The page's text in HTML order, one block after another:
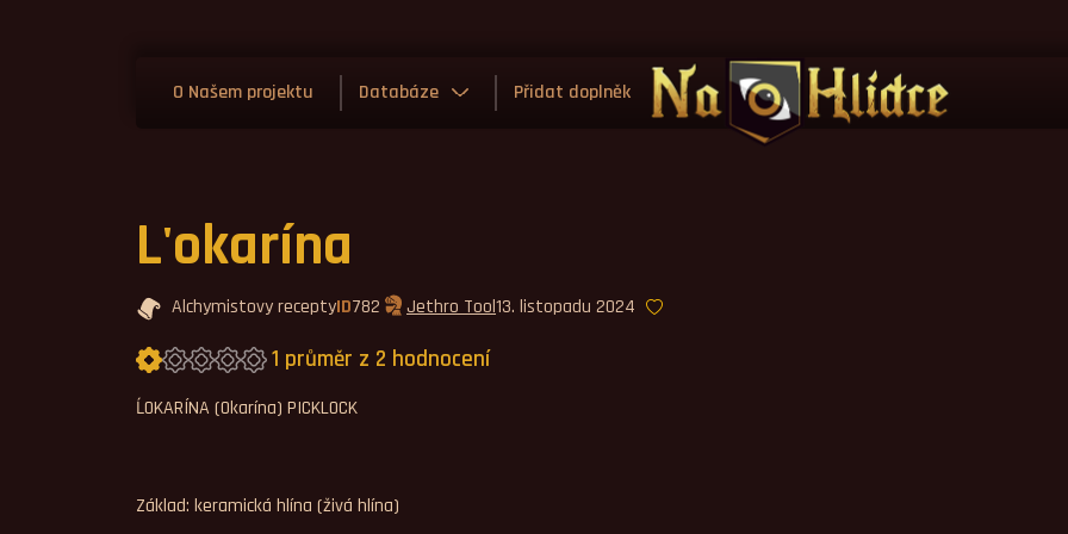
O Našem projektu Databáze Přidat doplněk
L'okarína
Alchymistovy receptyID782 Jethro Tool13. listopadu 2024
1 průměr z 2 hodnocení
Průměrné hodnocení 1,0.
ĹOKARÍNA (Okarína) PICKLOCK
Základ: keramická hlína (živá hlína)